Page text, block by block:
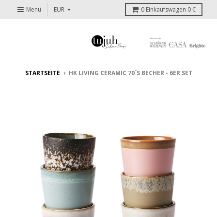
Menü 0 Einkaufswagen 0 €
STARTSEITE › HK LIVING CERAMIC 70´S BECHER - 6ER SET